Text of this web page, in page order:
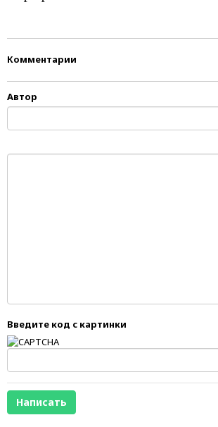
Комментарии
Автор
Введите код с картинки